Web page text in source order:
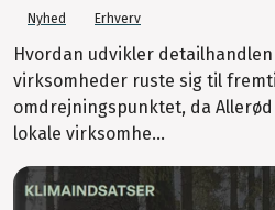
Nyhed Erhverv
Hvordan udvikler
virksomheder ruste sig til
omdrejningspunktet, da
lokale virksomhe...